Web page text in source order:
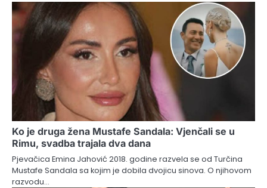
Ko je druga žena Mustafe Sandala: Vjenčali se u
Rimu, svadba trajala dva dana
Pjevačica Emina Jahović 2018. godine razvela se od Turčina
Mustafe Sandala sa kojim je dobila dvojicu sinova. O njihovom
razvodu…